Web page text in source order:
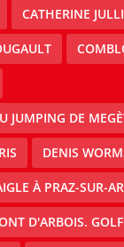
CATHERINE
JUMPING DE
DENIS
À PRAZ-SUR-
D'ARBOIS.